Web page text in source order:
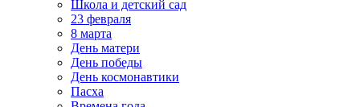
Школа и детский сад
23 февраля
8 марта
День матери
День победы
День космонавтики
Пасха